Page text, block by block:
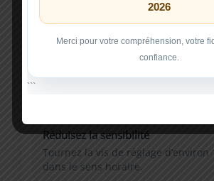
Retirez le petit cache
À l’arrière côté LED, retirez
avec un tournevis plat fin.
Réduisez la sensibilité
Tournez la vis de réglage
dans le sens horaire.
2026
Merci pour votre compréhension, votre
confiance.
```